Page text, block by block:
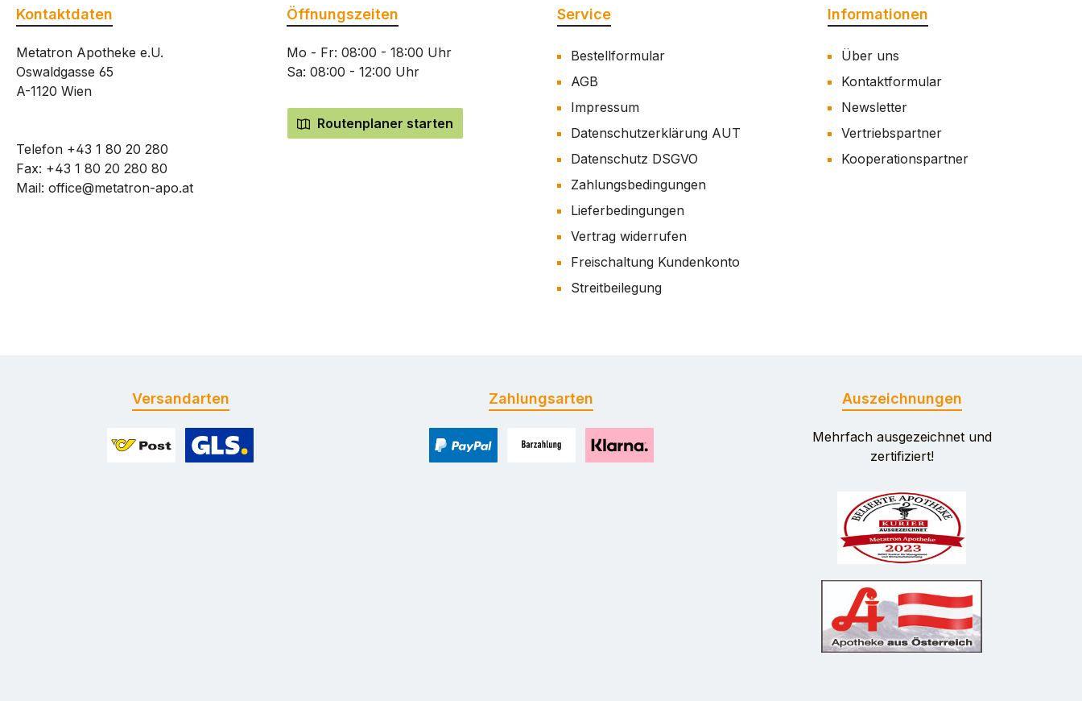
Kontaktdaten
Metatron Apotheke e.U.
Oswaldgasse 65
A-1120 Wien
Telefon +43 1 80 20 280
Fax: +43 1 80 20 280 80
Mail: office@metatron-apo.at
Öffnungszeiten
Mo - Fr: 08:00 - 18:00 Uhr
Sa: 08:00 - 12:00 Uhr
Routenplaner starten
Service
Bestellformular
AGB
Impressum
Datenschutzerklärung AUT
Datenschutz DSGVO
Zahlungsbedingungen
Lieferbedingungen
Vertrag widerrufen
Freischaltung Kundenkonto
Streitbeilegung
Informationen
Über uns
Kontaktformular
Newsletter
Vertriebspartner
Kooperationspartner
Versandarten Zahlungsarten Auszeichnungen
Mehrfach ausgezeichnet und
zertifiziert!